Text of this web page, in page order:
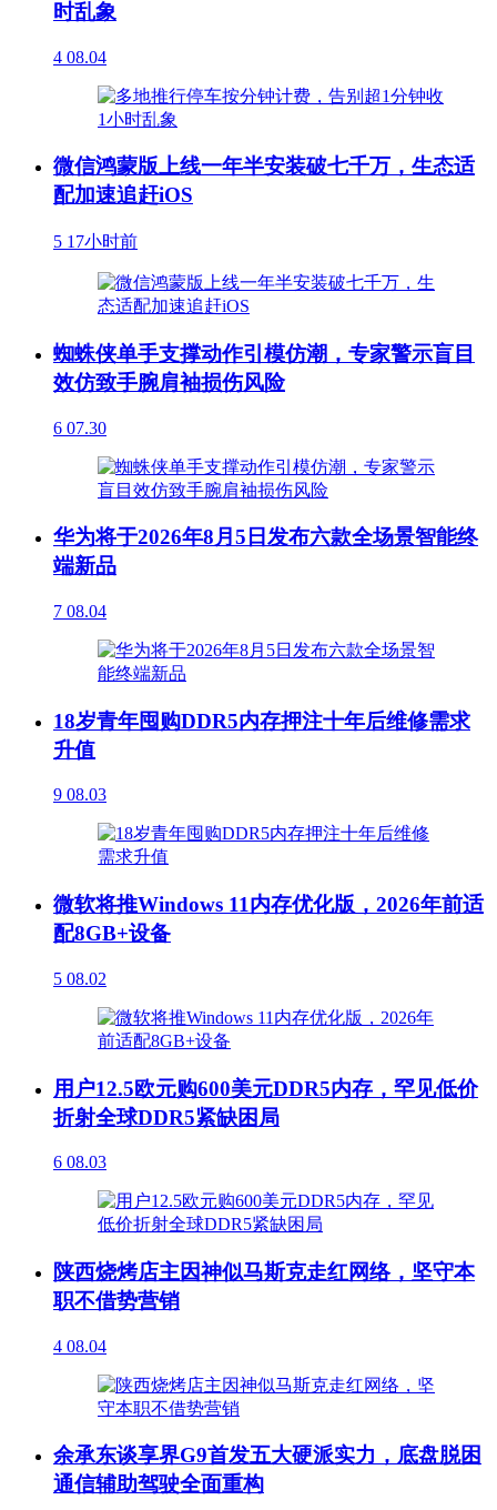
时乱象
4 08.04
微信鸿蒙版上线一年半安装破七千万，生态适
配加速追赶iOS
5 17小时前
蜘蛛侠单手支撑动作引模仿潮，专家警示盲目
效仿致手腕肩袖损伤风险
6 07.30
华为将于2026年8月5日发布六款全场景智能终
端新品
7 08.04
18岁青年囤购DDR5内存押注十年后维修需求
升值
9 08.03
微软将推Windows 11内存优化版，2026年前适
配8GB+设备
5 08.02
用户12.5欧元购600美元DDR5内存，罕见低价
折射全球DDR5紧缺困局
6 08.03
陕西烧烤店主因神似马斯克走红网络，坚守本
职不借势营销
4 08.04
余承东谈享界G9首发五大硬派实力，底盘脱困
通信辅助驾驶全面重构